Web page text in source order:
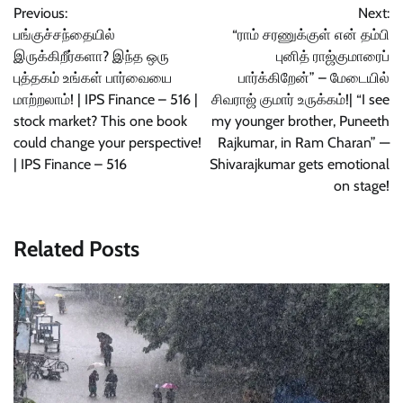
navigation
Previous:
பங்குச்சந்தையில்
இருக்கிறீர்களா? இந்த ஒரு
புத்தகம் உங்கள் பார்வையை
மாற்றலாம்! | IPS Finance – 516 |
stock market? This one book
could change your perspective!
| IPS Finance – 516
Next:
“ராம் சரணுக்குள் என் தம்பி
புனித் ராஜ்குமாரைப்
பார்க்கிறேன்” – மேடையில்
சிவராஜ் குமார் உருக்கம்!| “I see
my younger brother, Puneeth
Rajkumar, in Ram Charan” —
Shivarajkumar gets emotional
on stage!
Related Posts